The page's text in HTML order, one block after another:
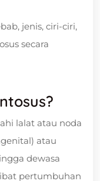
jenis, ciri-ciri,
secara
lalat atau noda
atau
dewasa
pertumbuhan